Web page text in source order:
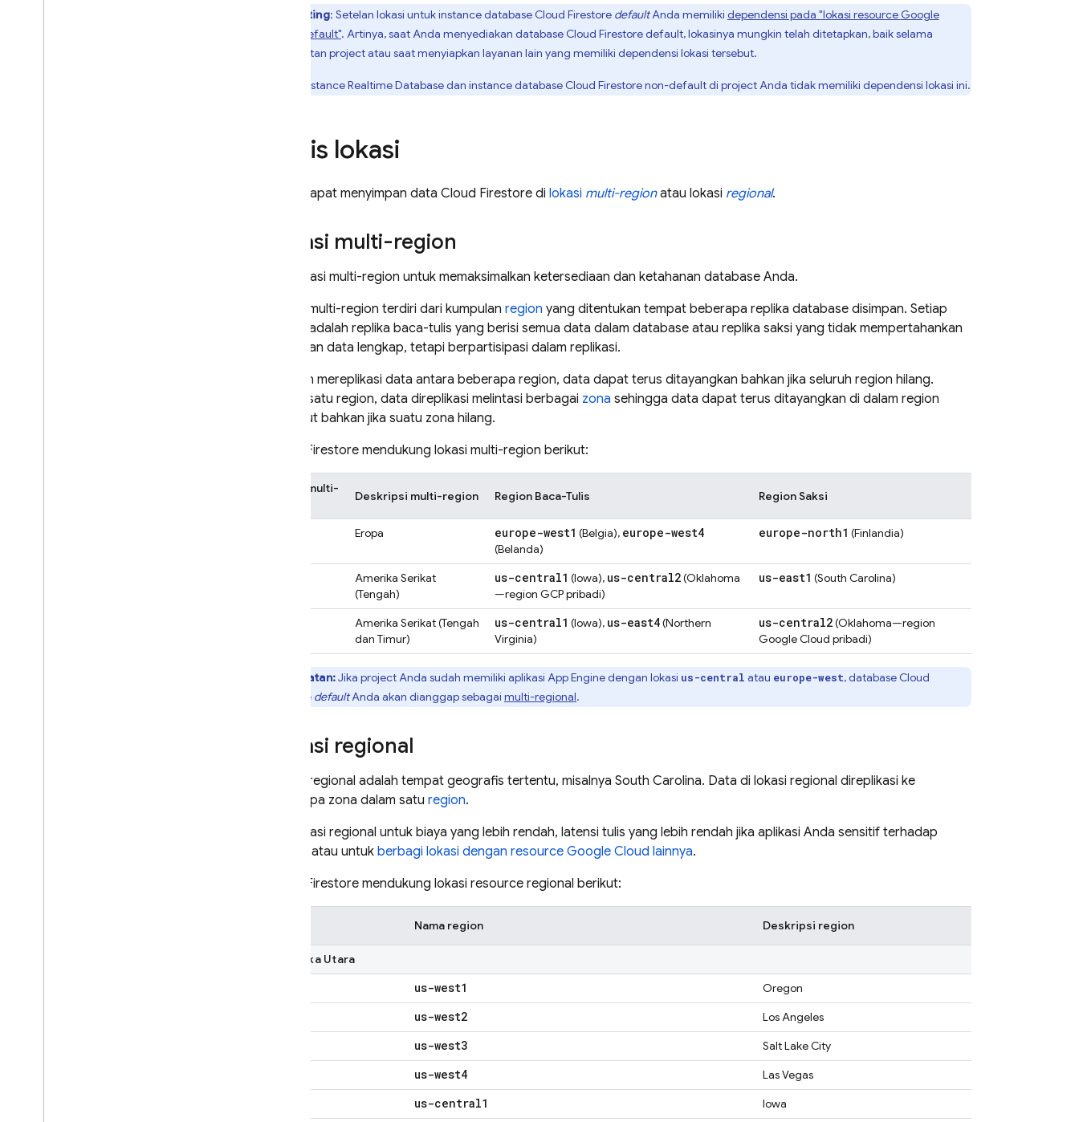
Penting: Setelan lokasi untuk instance database Cloud Firestore defaultAnda memiliki dependensi pada "lokasi resource Google
default". Artinya, saat Anda menyediakan database Cloud Firestoredefault, lokasinya mungkin telah ditetapkan, baik selama
pembuatan project atau saat menyiapkan layanan lain yang memiliki dependensi lokasi tersebut.
Setiap instanceRealtime Databasedan instance database Cloud Firestorenon-default di project Anda tidak memiliki dependensi lokasi ini.
Jenis lokasi
Anda dapat menyimpan data Cloud Firestore di lokasi multi-regionatau lokasi regional.
Lokasi multi-region
Pilih lokasi multi-region untuk memaksimalkan ketersediaan dan ketahanan database Anda.
Lokasi multi-region terdiri dari kumpulan region yang ditentukan tempat beberapa replika database disimpan. Setiap
replika adalah replika baca-tulis yang berisi semua data dalam database atau replika saksi yang tidak mempertahankan
kumpulan data lengkap, tetapi berpartisipasi dalam replikasi.
Dengan mereplikasi data antara beberapa region, data dapat terus ditayangkan bahkan jika seluruh region hilang.
Dalam satu region, data direplikasi melintasi berbagai zona sehingga data dapat terus ditayangkan di dalam region
tersebut bahkan jika suatu zona hilang.
Cloud Firestore mendukung lokasi multi-region berikut:
Nama multi-
Deskripsi multi-region Region Baca-Tulis Region Saksi
Eropa europe-west1 (Belgia), europe-west4
(Belanda)
europe-north1 (Finlandia)
Amerika Serikat
(Tengah)
us-central1 (Iowa), us-central2(Oklahoma
—region GCP pribadi)
us-east1 (South Carolina)
Amerika Serikat (Tengah
dan Timur)
us-central1 (Iowa), us-east4(Northern
Virginia)
us-central2(Oklahoma—region
Google Cloud pribadi)
Catatan:Jika project Anda sudah memiliki aplikasi App Enginedengan lokasi us-central atau europe-west, database Cloud
Firestore defaultAnda akan dianggap sebagai multi-regional.
Lokasi regional
Lokasi regional adalah tempat geografis tertentu, misalnya South Carolina. Data di lokasi regional direplikasi ke
beberapa zona dalam satu region.
Pilih lokasi regional untuk biaya yang lebih rendah, latensi tulis yang lebih rendah jika aplikasi Anda sensitif terhadap
latensi, atau untuk berbagi lokasi dengan resource Google Cloud lainnya.
Cloud Firestore mendukung lokasi resource regional berikut:
Nama region Deskripsi region
Amerika Utara
us-west1 Oregon
us-west2 Los Angeles
us-west3 Salt Lake City
us-west4 Las Vegas
us-central1 Iowa